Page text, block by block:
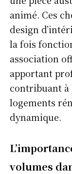
animé. Ces
design
la fois
association
apportant
contribuant à
logements
dynamique.
volumes